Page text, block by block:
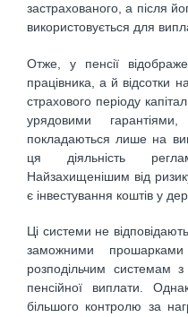
застрахованого, а після
використовується для
Отже, у пенсії
працівника, а й відсотки
страхового періоду
урядовими
покладаються лише на
ця діяльність
Найзахищенішим від
є інвестування коштів у
Ці системи не
заможними
розподільчим системам
пенсійної виплати.
більшого контролю за